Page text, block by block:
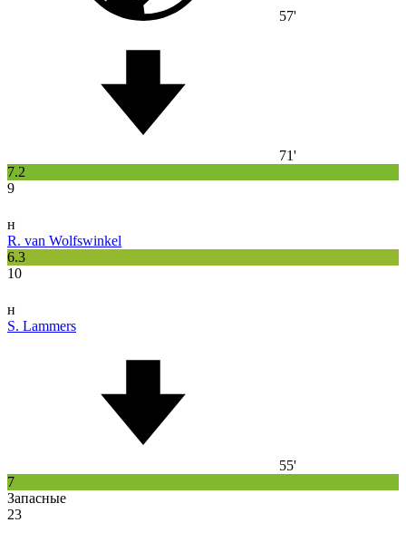
57'
71'
7.2
9
н
R. van Wolfswinkel
6.3
10
н
S. Lammers
55'
7
Запасные
23